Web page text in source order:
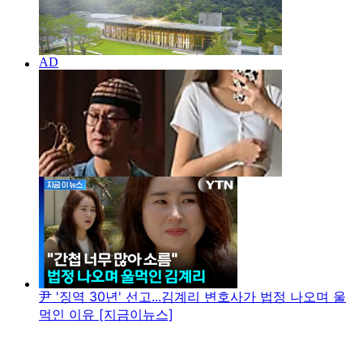
尹 '징역 30년' 선고...김계리 변호사가 법정 나오며 울
먹인 이유 [지금이뉴스]